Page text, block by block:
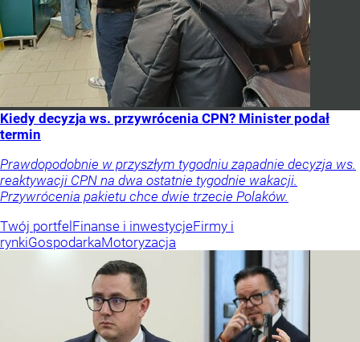
Kiedy decyzja ws. przywrócenia CPN? Minister podał
termin
Prawdopodobnie w przyszłym tygodniu zapadnie decyzja ws.
reaktywacji CPN na dwa ostatnie tygodnie wakacji.
Przywrócenia pakietu chce dwie trzecie Polaków.
Twój portfelFinanse i inwestycjeFirmy i
rynkiGospodarkaMotoryzacja